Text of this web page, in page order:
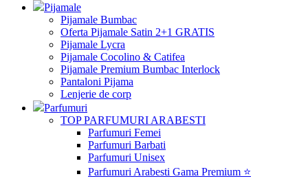
Pijamale
Pijamale Bumbac
Oferta Pijamale Satin 2+1 GRATIS
Pijamale Lycra
Pijamale Cocolino & Catifea
Pijamale Premium Bumbac Interlock
Pantaloni Pijama
Lenjerie de corp
Parfumuri
TOP PARFUMURI ARABESTI
Parfumuri Femei
Parfumuri Barbati
Parfumuri Unisex
Parfumuri Arabesti Gama Premium ⭐